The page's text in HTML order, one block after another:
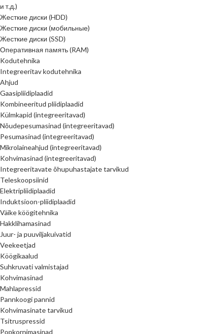
и т.д.)
Жесткие диски (HDD)
Жесткие диски (мобильные)
Жесткие диски (SSD)
Оперативная память (RAM)
Kodutehnika
Integreeritav kodutehnika
Ahjud
Gaasipliidiplaadid
Kombineeritud pliidiplaadid
Külmkapid (integreeritavad)
Nõudepesumasinad (integreeritavad)
Pesumasinad (integreeritavad)
Mikrolaineahjud (integreeritavad)
Kohvimasinad (integreeritavad)
Integreeritavate õhupuhastajate tarvikud
Teleskoopsiinid
Elektripliidiplaadid
Induktsioon-pliidiplaadid
Väike köögitehnika
Hakklihamasinad
Juur- ja puuviljakuivatid
Veekeetjad
Köögikaalud
Suhkruvati valmistajad
Kohvimasinad
Mahlapressid
Pannkoogi pannid
Kohvimasinate tarvikud
Tsitruspressid
Popkornimasinad